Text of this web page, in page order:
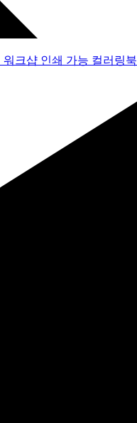
워크샵 인쇄 가능 컬러링북